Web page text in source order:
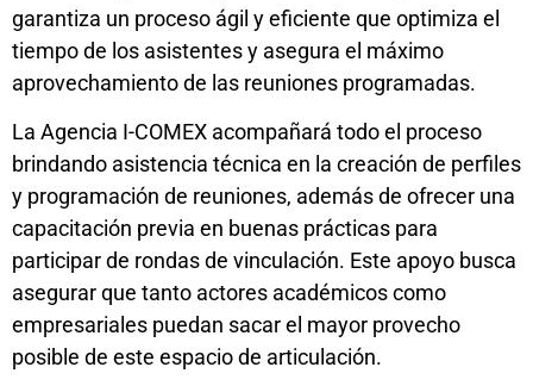
garantiza un proceso ágil y eficiente que optimiza el
tiempo de los asistentes y asegura el máximo
aprovechamiento de las reuniones programadas.
La Agencia I-COMEX acompañará todo el proceso
brindando asistencia técnica en la creación de perfiles
y programación de reuniones, además de ofrecer una
capacitación previa en buenas prácticas para
participar de rondas de vinculación. Este apoyo busca
asegurar que tanto actores académicos como
empresariales puedan sacar el mayor provecho
posible de este espacio de articulación.